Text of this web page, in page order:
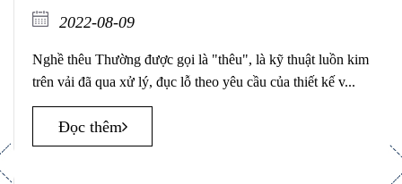
2022-08-09
Nghề thêu Thường được gọi là "thêu", là kỹ thuật luồn kim
trên vải đã qua xử lý, đục lỗ theo yêu cầu của thiết kế v...
Đọc thêm